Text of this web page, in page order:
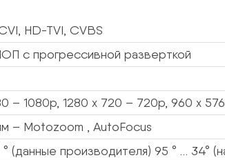
HD-TVI, CVBS
с прогрессивной разверткой
– 1080p, 1280 x 720 – 720p, 960 x 576
– Motozoom , AutoFocus
° (данные производителя) 95 ° … 34°